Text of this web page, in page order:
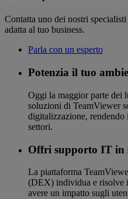
Contatta uno dei nostri
adatta al tuo business.
Parla con un esperto
Potenzia il tuo
Oggi la maggior parte dei
soluzioni di TeamViewer
digitalizzazione,
settori.
Offri supporto IT in
La piattaforma
(DEX) individua e risolve
avere un impatto sugli